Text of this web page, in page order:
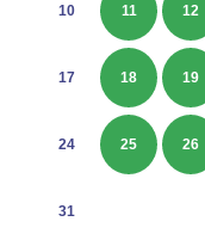
10 11 12
17 18 19
24 25 26
31